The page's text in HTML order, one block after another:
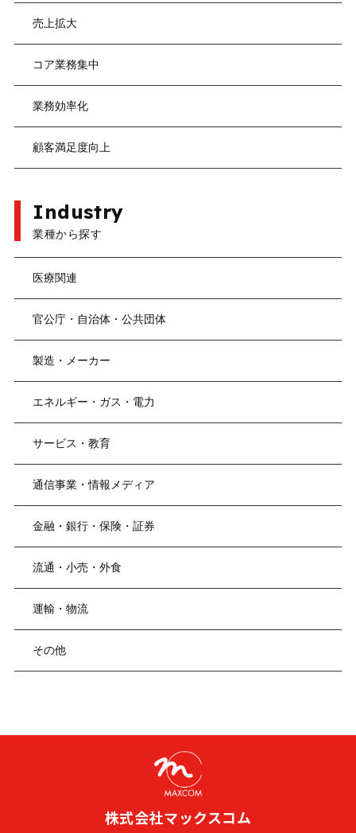
売上拡大
コア業務集中
業務効率化
顧客満足度向上
Industry
業種から探す
医療関連
官公庁・自治体・公共団体
製造・メーカー
エネルギー・ガス・電力
サービス・教育
通信事業・情報メディア
金融・銀行・保険・証券
流通・小売・外食
運輸・物流
その他
株式会社マックスコム